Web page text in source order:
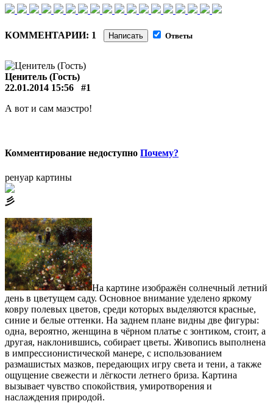
КОММЕНТАРИИ: 1 Написать Ответы
Ценитель (Гость)
22.01.2014 15:56
#1
А вот и сам маэстро!
Комментирование недоступно Почему?
ренуар картины
⼺
На картине изображён солнечный летний
день в цветущем саду. Основное внимание уделено яркому
ковру полевых цветов, среди которых выделяются красные,
синие и белые оттенки. На заднем плане видны две фигуры:
одна, вероятно, женщина в чёрном платье с зонтиком, стоит, а
другая, наклонившись, собирает цветы. Живопись выполнена
в импрессионистической манере, с использованием
размашистых мазков, передающих игру света и тени, а также
ощущение свежести и лёгкости летнего бриза. Картина
вызывает чувство спокойствия, умиротворения и
наслаждения природой.